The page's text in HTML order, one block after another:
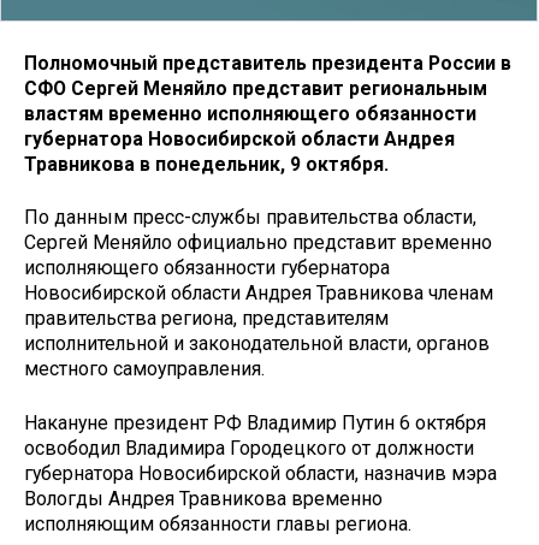
Полномочный представитель президента России в
СФО Сергей Меняйло представит региональным
властям временно исполняющего обязанности
губернатора Новосибирской области Андрея
Травникова в понедельник, 9 октября.
По данным пресс-службы правительства области,
Сергей Меняйло официально представит временно
исполняющего обязанности губернатора
Новосибирской области Андрея Травникова членам
правительства региона, представителям
исполнительной и законодательной власти, органов
местного самоуправления.
Накануне президент РФ Владимир Путин 6 октября
освободил Владимира Городецкого от должности
губернатора Новосибирской области, назначив мэра
Вологды Андрея Травникова временно
исполняющим обязанности главы региона.